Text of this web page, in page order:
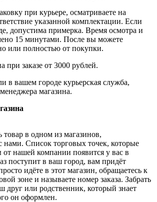
при курьере, осматриваете на
указанной комплектации. Если
допустима примерка. Время осмотра и
15 минутами. После вы можете
или полностью от покупки.
при заказе от 3000 рублей.
в вашем городе курьерская служба,
магазина.
товар в одном из магазинов,
нами. Список торговых точек, которые
нашей компании появится у вас в
поступит в ваш город, вам придёт
идёте в этот магазин, обращаетесь к
зоне и называете номер заказа. Забрать
друг или родственник, который знает
он оформлен.